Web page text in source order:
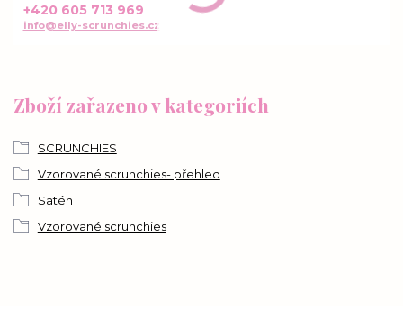
Zboží zařazeno v kategoriích
SCRUNCHIES
Vzorované scrunchies- přehled
Satén
Vzorované scrunchies
+420 605 713 969
info@elly-scrunchies.cz